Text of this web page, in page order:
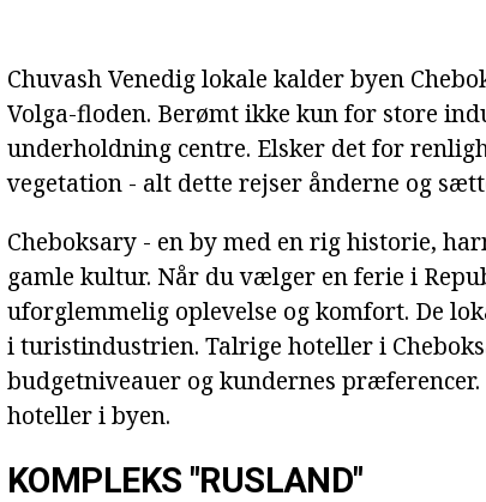
Chuvash Venedig lokale kalder byen
Volga-floden. Berømt ikke kun for store
underholdning centre. Elsker det for
vegetation - alt dette rejser ånderne og
Cheboksary - en by med en rig historie,
gamle kultur. Når du vælger en ferie i
uforglemmelig oplevelse og komfort. De
i turistindustrien. Talrige hoteller i
budgetniveauer og kundernes
hoteller i byen.
KOMPLEKS "RUSLAND"